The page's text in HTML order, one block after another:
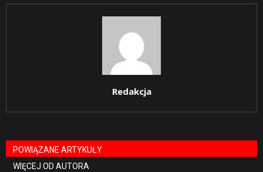
Redakcja
POWIĄZANE ARTYKUŁY
WIĘCEJ OD AUTORA